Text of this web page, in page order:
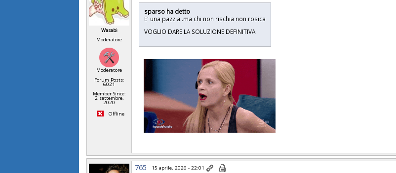
Wasabi
Moderatore
Moderatore
Forum Posts:
6021
Member Since:
2 settembre,
2020
Offline
sparso ha detto
E' una pazzia..ma chi non rischia non rosica
VOGLIO DARE LA SOLUZIONE DEFINITIVA
765 15 aprile, 2026 - 22:01